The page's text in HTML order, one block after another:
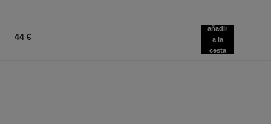
44 €
añadir
a la
cesta